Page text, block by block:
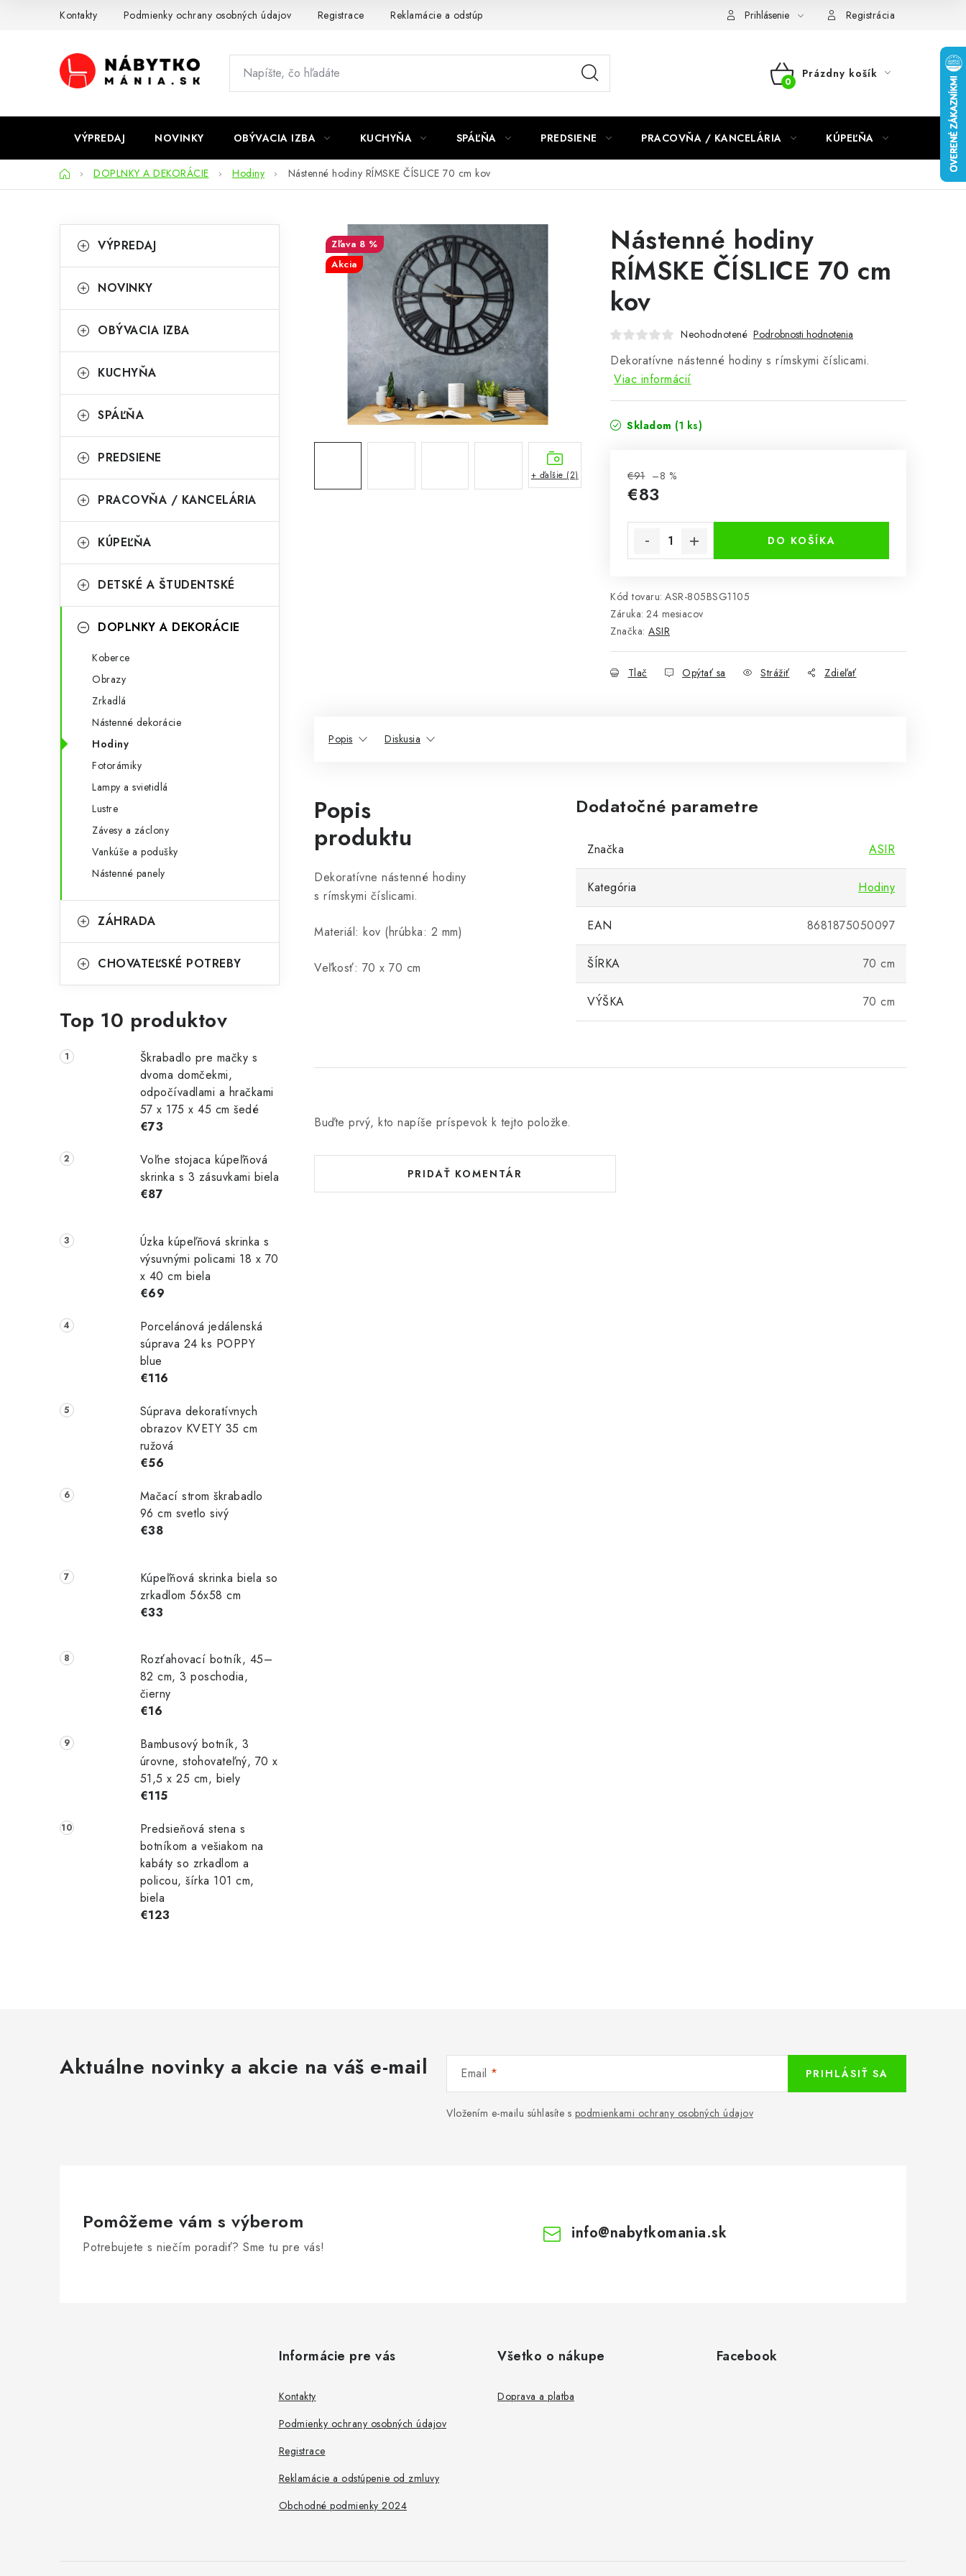
Kontakty Podmienky ochrany osobných údajov Registrace Reklamácie a odstúpenie od zmluvy Prihlásenie Registrácia
NÁKUPNÝ
Prázdny košík
VÝPREDAJ NOVINKY OBÝVACIA IZBA KUCHYŇA SPÁĽŇA PREDSIENE PRACOVŇA / KANCELÁRIA KÚPEĽŇA
DomovDOPLNKY A DEKORÁCIE Hodiny Nástenné hodiny RÍMSKE ČÍSLICE 70 cm kov
o
n
ý
a
n
l
kategórie
a
e
ó
i
VÝPREDAJ
NOVINKY
OBÝVACIA IZBA
KUCHYŇA
SPÁĽŇA
PREDSIENE
PRACOVŇA / KANCELÁRIA
KÚPEĽŇA
DETSKÉ A ŠTUDENTSKÉ
DOPLNKY A DEKORÁCIE
Koberce
Obrazy
Zrkadlá
Nástenné dekorácie
Hodiny
Fotorámiky
Lampy a svietidlá
Lustre
Závesy a záclony
Vankúše a podušky
Nástenné panely
ZÁHRADA
CHOVATEĽSKÉ POTREBY
Top 10 produktov
Škrabadlo pre mačky s
dvoma domčekmi,
odpočívadlami a hračkami
57 x 175 x 45 cm šedé
€73
Voľne stojaca kúpeľňová
skrinka s 3 zásuvkami biela
€87
Úzka kúpeľňová skrinka s
výsuvnými policami 18 x 70
x 40 cm biela
€69
Porcelánová jedálenská
súprava 24 ks POPPY
blue
€116
Súprava dekoratívnych
obrazov KVETY 35 cm
ružová
€56
Mačací strom škrabadlo
96 cm svetlo sivý
€38
Kúpeľňová skrinka biela so
zrkadlom 56x58 cm
€33
Rozťahovací botník, 45–
82 cm, 3 poschodia,
čierny
€16
Bambusový botník, 3
úrovne, stohovateľný, 70 x
51,5 x 25 cm, biely
€115
Predsieňová stena s
botníkom a vešiakom na
kabáty so zrkadlom a
policou, šírka 101 cm,
biela
€123
Nástenné hodiny
RÍMSKE ČÍSLICE 70 cm
kov
Neohodnotené Podrobnosti hodnotenia
Dekoratívne nástenné hodiny s rímskymi číslicami.
Viac informácií
Skladom (1 ks)
€91 –8 %
€83
DO KOŠÍKA
Kód tovaru: ASR-805BSG1105
Záruka: 24 mesiacov
Značka: ASIR
Tlač Opýtať sa Strážiť Zdieľať
8 %
Akcia
+ ďalšie (2)
Popis Diskusia
Popis
produktu
Dekoratívne nástenné hodiny
s rímskymi číslicami.
Materiál: kov (hrúbka: 2 mm)
Veľkosť: 70 x 70 cm
Dodatočné parametre
Značka ASIR
Kategória Hodiny
EAN 8681875050097
ŠÍRKA 70 cm
VÝŠKA 70 cm
Buďte prvý, kto napíše príspevok k tejto položke.
PRIDAŤ KOMENTÁR
Aktuálne novinky a akcie na váš e-mail Email
Vložením e-mailu súhlasíte s podmienkami ochrany osobných údajov
PRIHLÁSIŤ SA
Pomôžeme vám s výberom
Potrebujete s niečím poradiť? Sme tu pre vás!
info@nabytkomania.sk
Informácie pre vás
Kontakty
Podmienky ochrany osobných údajov
Registrace
Reklamácie a odstúpenie od zmluvy
Obchodné podmienky 2024
Všetko o nákupe
Doprava a platba
Facebook